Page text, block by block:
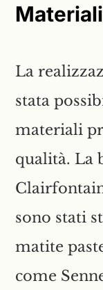
Materiali
La
stata
materiali
qualità. La
sono stati
matite
come